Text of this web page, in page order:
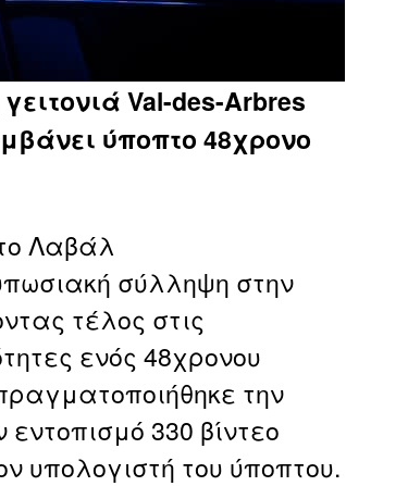
Val-des-Arbres
ύποπτο 48χρονο
Λαβάλ
σύλληψη στην
τέλος στις
ενός 48χρονου
την
330 βίντεο
υπολογιστή του ύποπτου.